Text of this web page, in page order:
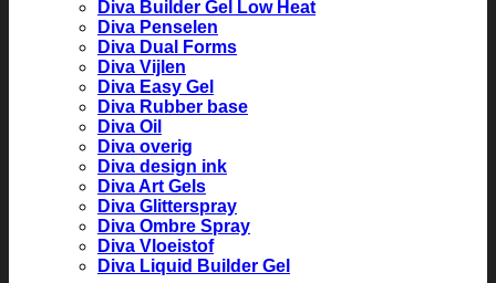
Diva Builder Gel Low Heat
Diva Penselen
Diva Dual Forms
Diva Vijlen
Diva Easy Gel
Diva Rubber base
Diva Oil
Diva overig
Diva design ink
Diva Art Gels
Diva Glitterspray
Diva Ombre Spray
Diva Vloeistof
Diva Liquid Builder Gel